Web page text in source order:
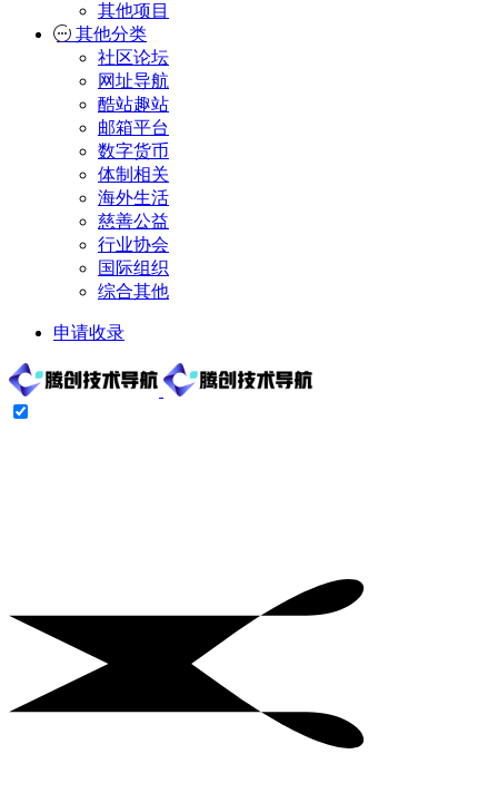
其他项目
其他分类
社区论坛
网址导航
酷站趣站
邮箱平台
数字货币
体制相关
海外生活
慈善公益
行业协会
国际组织
综合其他
申请收录